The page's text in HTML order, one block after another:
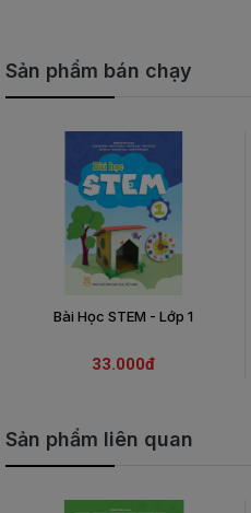
Sản phẩm bán chạy
Bài Học STEM - Lớp 1
33.000đ
Sản phẩm liên quan